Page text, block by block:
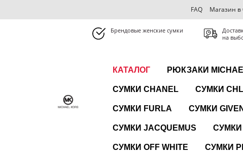
FAQ Магазин
Брендовые женские сумки
на
КАТАЛОГ РЮКЗАКИ
СУМКИ CHANEL СУМКИ
СУМКИ FURLA СУМКИ
СУМКИ JACQUEMUS СУМКИ
СУМКИ OFF WHITE СУМКИ